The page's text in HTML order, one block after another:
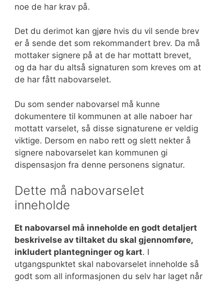
noe de har krav på.
Det du derimot kan gjøre hvis du vil sende brev
er å sende det som rekommandert brev. Da må
mottaker signere på at de har mottatt brevet,
og da har du altså signaturen som kreves om at
de har fått nabovarselet.
Du som sender nabovarsel må kunne
dokumentere til kommunen at alle naboer har
mottatt varselet, så disse signaturene er veldig
viktige. Dersom en nabo rett og slett nekter å
signere nabovarselet kan kommunen gi
dispensasjon fra denne personens signatur.
Dette må nabovarselet
inneholde
Et nabovarsel må inneholde en godt detaljert
beskrivelse av tiltaket du skal gjennomføre,
inkludert plantegninger og kart. I
utgangspunktet skal nabovarselet inneholde så
godt som all informasjonen du selv har laget når